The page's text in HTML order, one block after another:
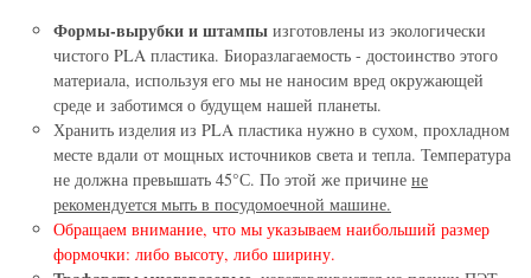
Формы-вырубки и штампы изготовлены из экологически
чистого PLA пластика. Биоразлагаемость - достоинство этого
материала, используя его мы не наносим вред окружающей
среде и заботимся о будущем нашей планеты.
Хранить изделия из PLA пластика нужно в сухом, прохладном
месте вдали от мощных источников света и тепла. Температура
не должна превышать 45°С. По этой же причине не
рекомендуется мыть в посудомоечной машине.
Обращаем внимание, что мы указываем наибольший размер
формочки: либо высоту, либо ширину.